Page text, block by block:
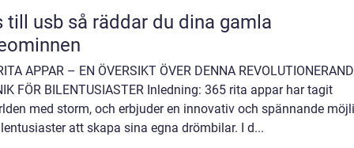
räddar du dina gamla
APPAR – EN ÖVERSIKT ÖVER DENNA
FÖR BILENTUSIASTER Inledning: 365 rita appar har tagit
med storm, och erbjuder en innovativ och spännande
att skapa sina egna drömbilar. I d...